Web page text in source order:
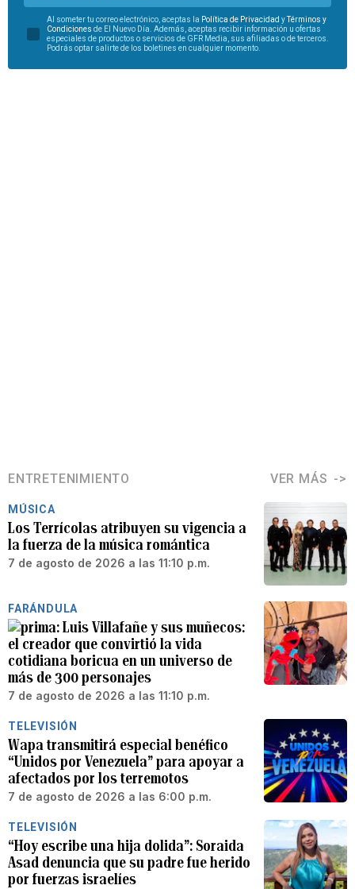
Al someter tu correo electrónico, aceptas la Política de Privacidad yTérminos y
Condiciones de El Nuevo Día. Además, aceptas recibir información u ofertas
especiales de productos o servicios de GFR Media, sus afiliadas o de terceros.
Podrás optar salirte de los boletines en cualquier momento.
ENTRETENIMIENTO VER MÁS
MÚSICA
Los Terrícolas atribuyen su vigencia a
la fuerza de la música romántica
7 de agosto de 2026 a las 11:10 p.m.
FARÁNDULA
Luis Villafañe y sus muñecos:
el creador que convirtió la vida
cotidiana boricua en un universo de
más de 300 personajes
7 de agosto de 2026 a las 11:10 p.m.
TELEVISIÓN
Wapa transmitirá especial benéfico
“Unidos por Venezuela” para apoyar a
afectados por los terremotos
7 de agosto de 2026 a las 6:00 p.m.
TELEVISIÓN
“Hoy escribe una hija dolida”: Soraida
Asad denuncia que su padre fue herido
por fuerzas israelíes